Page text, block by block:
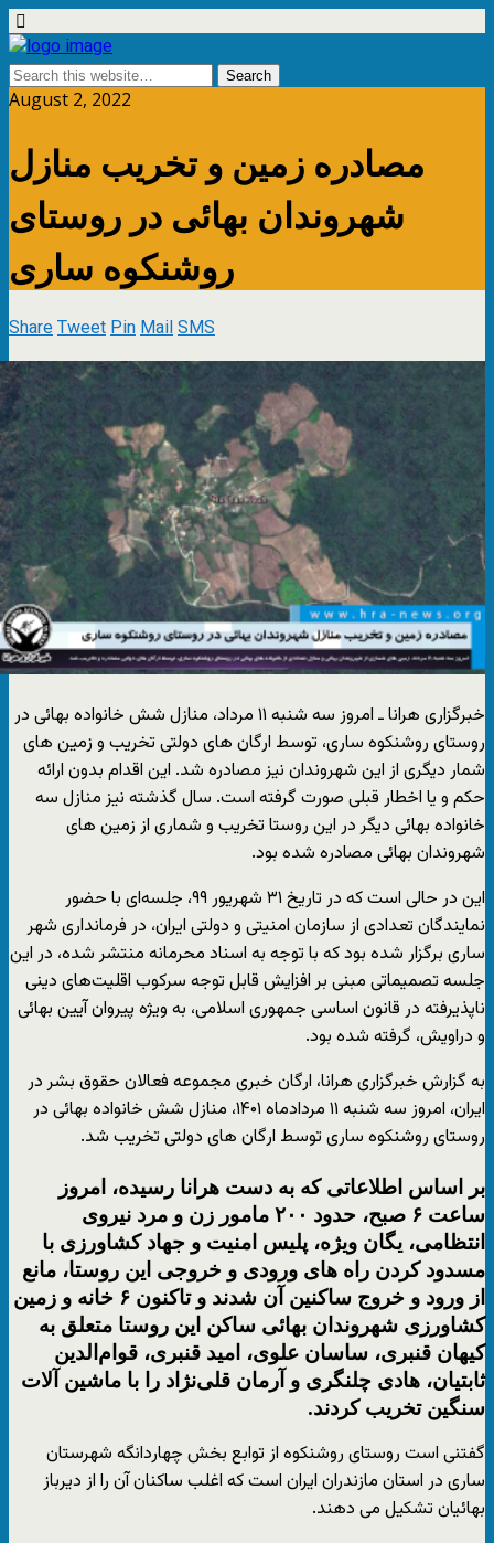
August 2, 2022
مصادره زمین و تخریب منازل
شهروندان بهائی در روستای
روشنکوه ساری
ShareTweetPinMailSMS
خبرگزاری هرانا ـ امروز سه شنبه ۱۱ مرداد، منازل شش خانواده بهائی در
روستای روشنکوه ساری، توسط ارگان های دولتی تخریب و زمین های
شمار دیگری از این شهروندان نیز مصادره شد. این اقدام بدون ارائه
حکم و یا اخطار قبلی صورت گرفته است. سال گذشته نیز منازل سه
خانواده بهائی دیگر در این روستا تخریب و شماری از زمین های
شهروندان بهائی مصادره شده بود.
این در حالی است که در تاریخ ۳۱ شهریور ۹۹، جلسه‌ای با حضور
نمایندگان تعدادی از سازمان امنیتی و دولتی ایران، در فرمانداری شهر
ساری برگزار شده بود که با توجه به اسناد محرمانه منتشر شده، در این
جلسه تصمیماتی مبنی بر افزایش قابل توجه سرکوب اقلیت‌های دینی
ناپذیرفته در قانون اساسی جمهوری اسلامی، به ویژه پیروان آیین بهائی
و دراویش، گرفته شده بود.
به گزارش خبرگزاری هرانا، ارگان خبری مجموعه فعالان حقوق بشر در
ایران، امروز سه شنبه ۱۱ مردادماه ۱۴۰۱، منازل شش خانواده بهائی در
روستای روشنکوه ساری توسط ارگان های دولتی تخریب شد.
بر اساس اطلاعاتی که به دست هرانا رسیده، امروز
ساعت ۶ صبح، حدود ۲۰۰ مامور زن و مرد نیروی
انتظامی، یگان ویژه، پلیس امنیت و جهاد کشاورزی با
مسدود کردن راه های ورودی و خروجی این روستا، مانع
از ورود و خروج ساکنین آن شدند و تاکنون ۶ خانه و زمین
کشاورزی شهروندان بهائی ساکن این روستا متعلق به
کیهان قنبری، ساسان علوی، امید قنبری، قوام‌الدین
ثابتیان، هادی چلنگری و آرمان قلی‌نژاد را با ماشین آلات
سنگین تخریب کردند.
گفتنی است روستای روشنکوه از توابع بخش چهاردانگه شهرستان
ساری در استان مازندران ایران است که اغلب ساکنان آن را از دیرباز
بهائیان تشکیل می دهند.